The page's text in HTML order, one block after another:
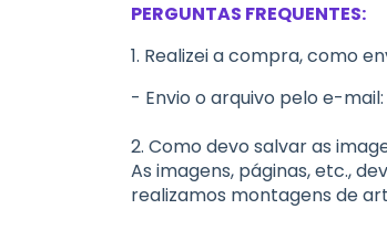
PERGUNTAS FREQUENTES:
1. Realizei a compra, como
- Envio o arquivo pelo e-mail:
2. Como devo salvar as
As imagens, páginas, etc.,
realizamos montagens de